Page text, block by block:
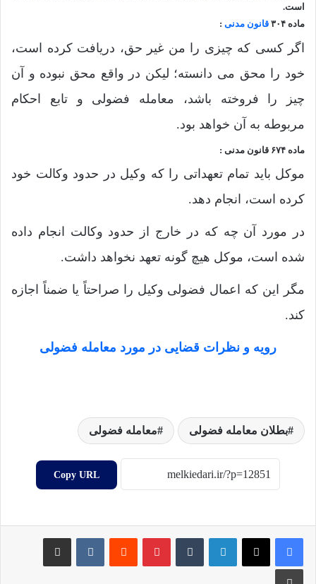
است.
ماده ۳۰۴
قانون مدنی :
اگر کسی که چیزی را من غیر حق، دریافت کرده است،
خود را محق می دانسته؛ لیکن در واقع محق نبوده و آن
چیز را فروخته باشد، معامله فضولی و تابع احکام
مربوطه به آن خواهد بود.
ماده ۶۷۴ قانون مدنی :
موکل باید تمام تعهداتی را که وکیل در حدود وکالت خود
کرده است، انجام دهد.
در مورد آن چه که در خارج از حدود وکالت انجام داده
شده است، موکل هیچ گونه تعهد نخواهد داشت.
مگر این که اعمال فضولی وکیل را صراحتاً یا ضمناً اجازه
کند.
رویه و نظرات قضایی در مورد معامله فضولی
بطلان معامله فضولی معامله فضولی
Copy URL